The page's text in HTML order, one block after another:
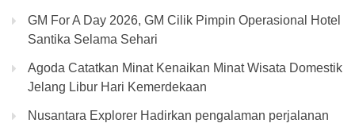
GM For A Day 2026, GM Cilik Pimpin Operasional Hotel
Santika Selama Sehari
Agoda Catatkan Minat Kenaikan Minat Wisata Domestik
Jelang Libur Hari Kemerdekaan
Nusantara Explorer Hadirkan pengalaman perjalanan